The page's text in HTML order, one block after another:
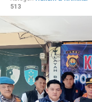
513